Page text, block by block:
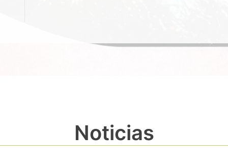
Noticias